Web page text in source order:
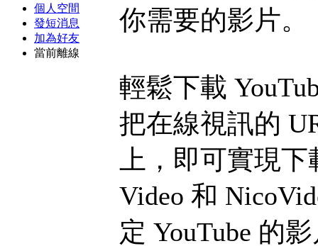
個人空間
發短消息
加為好友
當前離線
你需要的影片。
輕鬆下載
把在線視訊的
上，即可實現
Video 和
定 YouTube 的